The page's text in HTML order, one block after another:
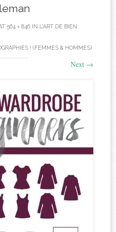
564 × 846IN L’ART DE BIEN
! (FEMMES & HOMMES)
Next →